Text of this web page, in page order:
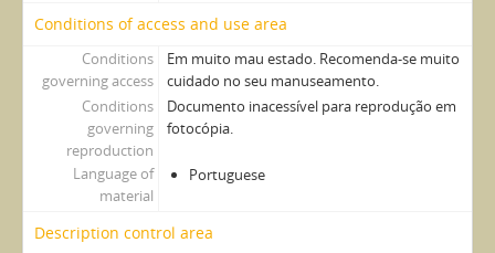
Conditions of access and use area
Conditions
governing access
Em muito mau estado. Recomenda-se muito
cuidado no seu manuseamento.
Conditions
governing
reproduction
Documento inacessível para reprodução em
fotocópia.
Language of
material
Portuguese
Description control area